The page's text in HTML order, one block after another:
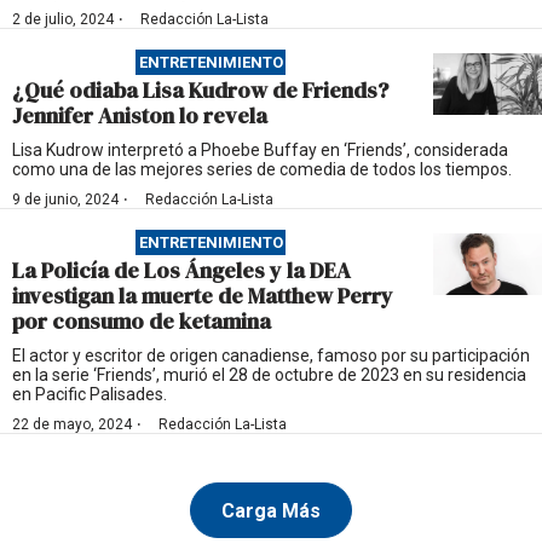
2 de julio, 2024· Redacción La-Lista
ENTRETENIMIENTO
¿Qué odiaba Lisa Kudrow de Friends?
Jennifer Aniston lo revela
Lisa Kudrow interpretó a Phoebe Buffay en ‘Friends’, considerada
como una de las mejores series de comedia de todos los tiempos.
9 de junio, 2024· Redacción La-Lista
ENTRETENIMIENTO
La Policía de Los Ángeles y la DEA
investigan la muerte de Matthew Perry
por consumo de ketamina
El actor y escritor de origen canadiense, famoso por su participación
en la serie ‘Friends’, murió el 28 de octubre de 2023 en su residencia
en Pacific Palisades.
22 de mayo, 2024· Redacción La-Lista
Carga Más